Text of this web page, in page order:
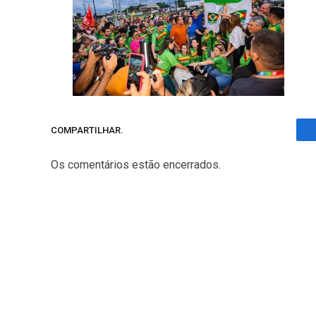
COMPARTILHAR.
Os comentários estão encerrados.